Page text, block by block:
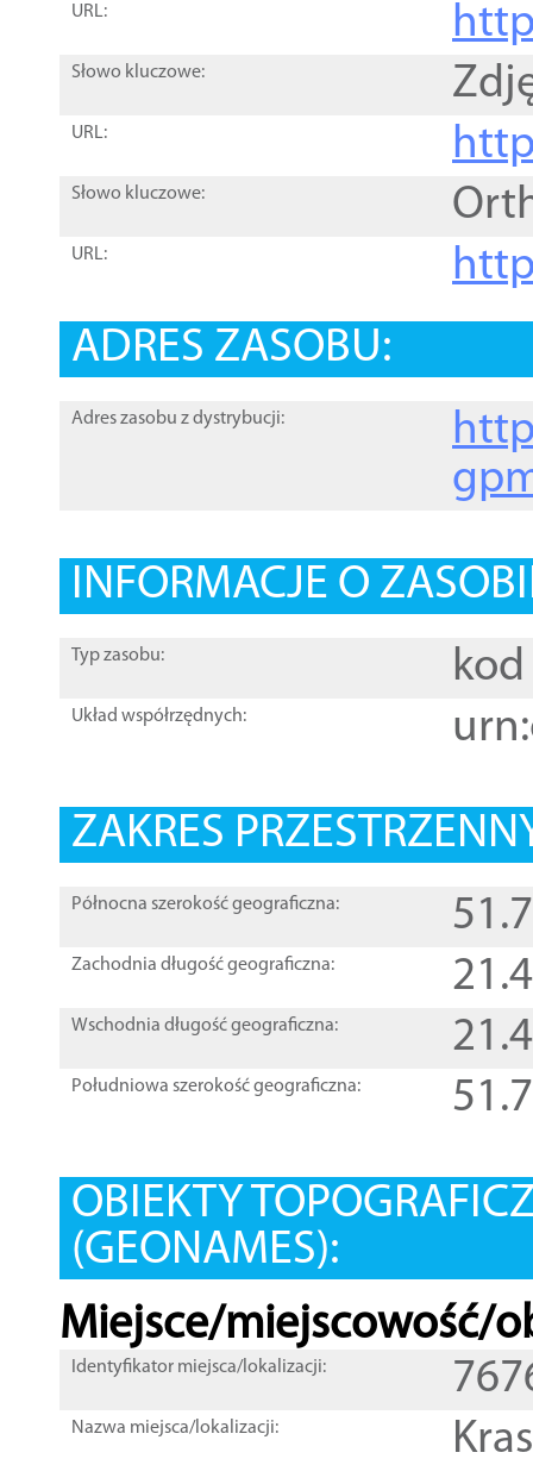
URL:
Słowo kluczowe:
URL:
Słowo kluczowe:
URL:
ADRES ZASOBU:
Adres zasobu z dystrybucji:
INFORMACJE O
Typ zasobu: kod
Układ współrzędnych:
ZAKRES
Północna szerokość geograficzna:
Zachodnia długość geograficzna:
Wschodnia długość geograficzna:
Południowa szerokość geograficzna:
OBIEKTY
(GEONAMES):
Miejsce/miejscowość/
Identyfikator miejsca/lokalizacji:
Nazwa miejsca/lokalizacji: